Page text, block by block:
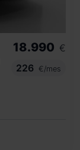
18.990 €
226
€/mes